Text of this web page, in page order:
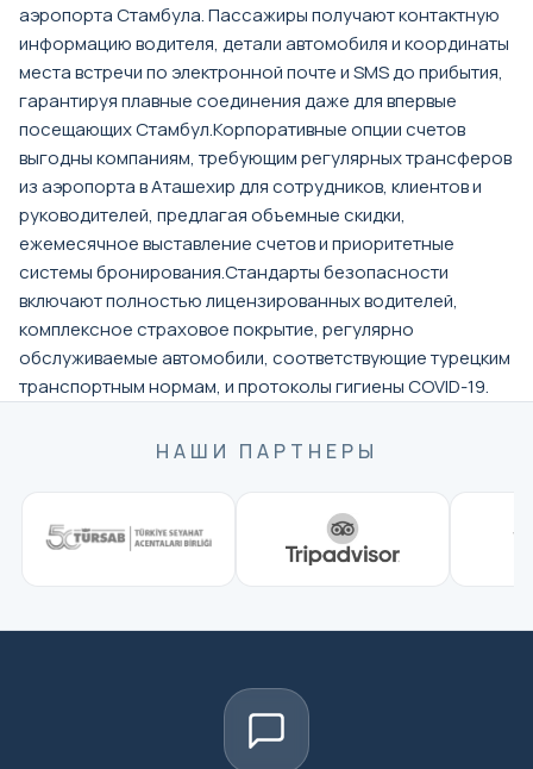
аэропорта Стамбула. Пассажиры получают контактную
информацию водителя, детали автомобиля и координаты
места встречи по электронной почте и SMS до прибытия,
гарантируя плавные соединения даже для впервые
посещающих Стамбул.Корпоративные опции счетов
выгодны компаниям, требующим регулярных трансферов
из аэропорта в Аташехир для сотрудников, клиентов и
руководителей, предлагая объемные скидки,
ежемесячное выставление счетов и приоритетные
системы бронирования.Стандарты безопасности
включают полностью лицензированных водителей,
комплексное страховое покрытие, регулярно
обслуживаемые автомобили, соответствующие турецким
транспортным нормам, и протоколы гигиены COVID-19.
НАШИ ПАРТНЕРЫ